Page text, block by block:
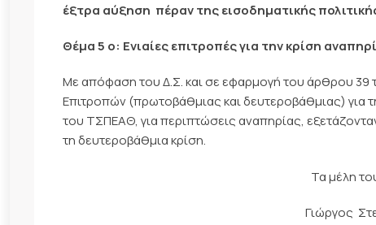
έξτρα αύξηση  πέραν της εισοδηματικής
Θέμα 5 ο: Ενιαίες επιτροπές για την κρίση
Με απόφαση του Δ.Σ. και σε εφαρμογή του άρθρου 39
Επιτροπών (πρωτοβάθμιας και δευτεροβάθμιας) για
του ΤΣΠΕΑΘ, για περιπτώσεις αναπηρίας,
τη δευτεροβάθμια κρίση.
Τα μέλη
Γιώργος